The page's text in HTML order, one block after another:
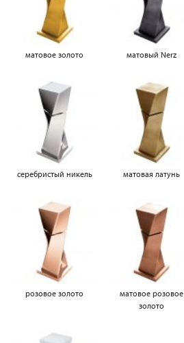
матовое золото матовый Nerz
серебристый никель матовая латунь
розовое золото
матовое розовое
золото